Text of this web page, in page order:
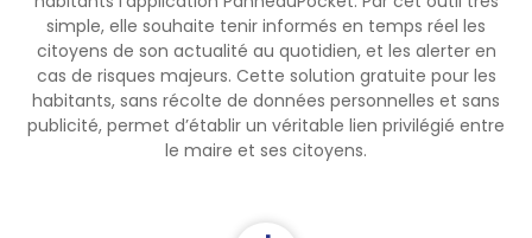
simple, elle souhaite tenir informés en temps réel les
citoyens de son actualité au quotidien, et les alerter en
cas de risques majeurs. Cette solution gratuite pour les
habitants, sans récolte de données personnelles et sans
publicité, permet d’établir un véritable lien privilégié entre
le maire et ses citoyens.
3919Violences conjugales
3977Maltraitance personnes
vulnérables
3115Urgences Vétérinaires
3627Pharmacie de garde